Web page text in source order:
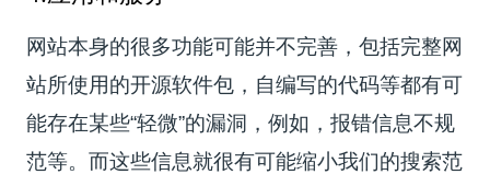
网站本身的很多功能可能并不完善，包括完整网
站所使用的开源软件包，自编写的代码等都有可
能存在某些“轻微”的漏洞，例如，报错信息不规
范等。而这些信息就很有可能缩小我们的搜索范